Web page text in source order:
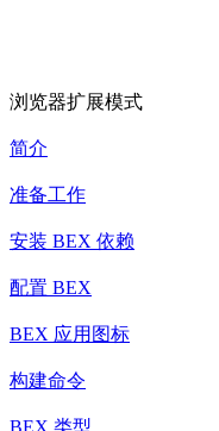
浏览器扩展模式
简介
准备工作
安装 BEX 依赖
配置 BEX
BEX 应用图标
构建命令
BEX 类型